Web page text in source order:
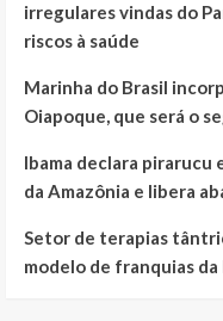
irregulares vindas do
riscos à saúde
Marinha do Brasil
Oiapoque, que será o
Ibama declara pirarucu
da Amazônia e libera
Setor de terapias
modelo de franquias